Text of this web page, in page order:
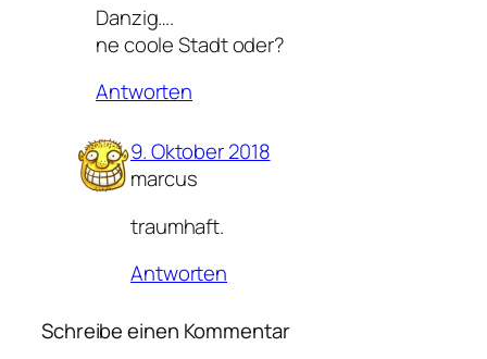
Danzig….
ne coole Stadt oder?
Antworten
9. Oktober 2018
marcus
traumhaft.
Antworten
Schreibe einen Kommentar